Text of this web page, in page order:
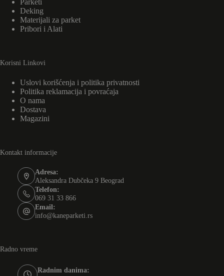
Parketi
Deking
Materijali za parket
Pribori i Alati
Korisni Linkovi
Uslovi korišćenja i politika privatnosti
Politika reklamacija i povraćaja
O nama
Dostava
Magazini
Kontakt informacije
Adresa:
Aleksandra Dubčeka 9 Beograd
Telefon:
069 31 33 866
Email:
info@kaneparketi.rs
Radno vreme
Radnim danima: